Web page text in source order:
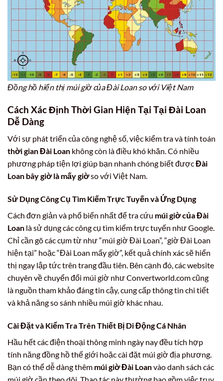
Đồng hồ hiển thị múi giờ của Đài Loan so với Việt Nam
Cách Xác Định Thời Gian Hiện Tại Tại Đài Loan
Dễ Dàng
Với sự phát triển của công nghệ số, việc kiểm tra và tính toán
thời gian Đài Loan không còn là điều khó khăn. Có nhiều
phương pháp tiện lợi giúp bạn nhanh chóng biết đượcĐài
Loan bây giờ là mấy giờso với Việt Nam.
Sử Dụng Công Cụ Tìm Kiếm Trực Tuyến và Ứng Dụng
Cách đơn giản và phổ biến nhất để tra cứu múi giờ của Đài
Loan là sử dụng các công cụ tìm kiếm trực tuyến như Google.
Chỉ cần gõ các cụm từ như “múi giờ Đài Loan”, “giờ Đài Loan
hiện tại” hoặc “Đài Loan mấy giờ”, kết quả chính xác sẽ hiển
thị ngay lập tức trên trang đầu tiên. Bên cạnh đó, các website
chuyên về chuyển đổi múi giờ như Convertworld.com cũng
là nguồn tham khảo đáng tin cậy, cung cấp thông tin chi tiết
và khả năng so sánh nhiều múi giờ khác nhau.
Cài Đặt và Kiểm Tra Trên Thiết Bị Di Động Cá Nhân
Hầu hết các điện thoại thông minh ngày nay đều tích hợp
tính năng đồng hồ thế giới hoặc cài đặt múi giờ địa phương.
Bạn có thể dễ dàng thêm múi giờ Đài Loanvào danh sách các
múi giờ cần theo dõi. Thao tác này thường bao gồm việc truy